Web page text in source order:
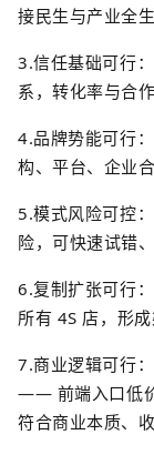
接民生与产业全生
3.信任基础可行
系，转化率与合
4.品牌势能可行
构、平台、企业
5.模式风险可控
险，可快速试错
6.复制扩张可行
所有 4S 店，形成
7.商业逻辑可行
—— 前端入口低
符合商业本质、